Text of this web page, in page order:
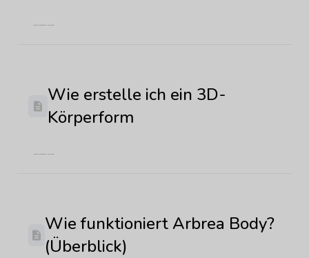
Zuletzt aktualisiert: Mai 8, 2026
Wie erstelle ich ein 3D-
Körperform
Zuletzt aktualisiert: Mai 8, 2026
Wie funktioniert Arbrea Body?
(Überblick)